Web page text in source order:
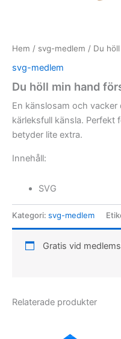
Hem / svg-medlem / Du
svg-medlem
Du höll min hand
En känslosam och
kärleksfull känsla.
betyder lite extra.
Innehåll:
SVG
Kategori: svg-medlem
Gratis vid
Relaterade produkter